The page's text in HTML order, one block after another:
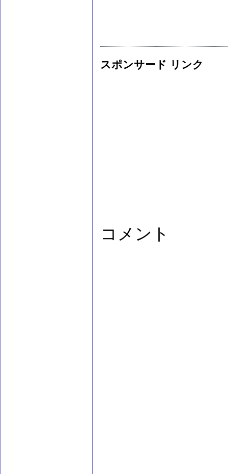
スポンサード リンク
コメント